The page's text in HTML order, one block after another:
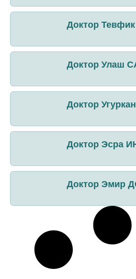
Доктор
Доктор Улаш
Доктор
Доктор Эсра
Доктор Эмир